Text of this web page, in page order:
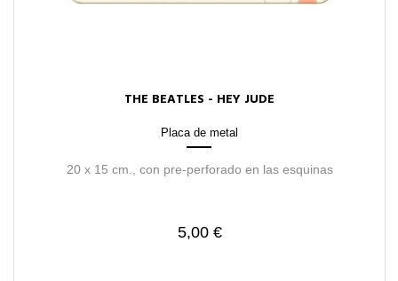
THE BEATLES - HEY JUDE
Placa de metal
20 x 15 cm., con pre-perforado en las esquinas
5,00 €